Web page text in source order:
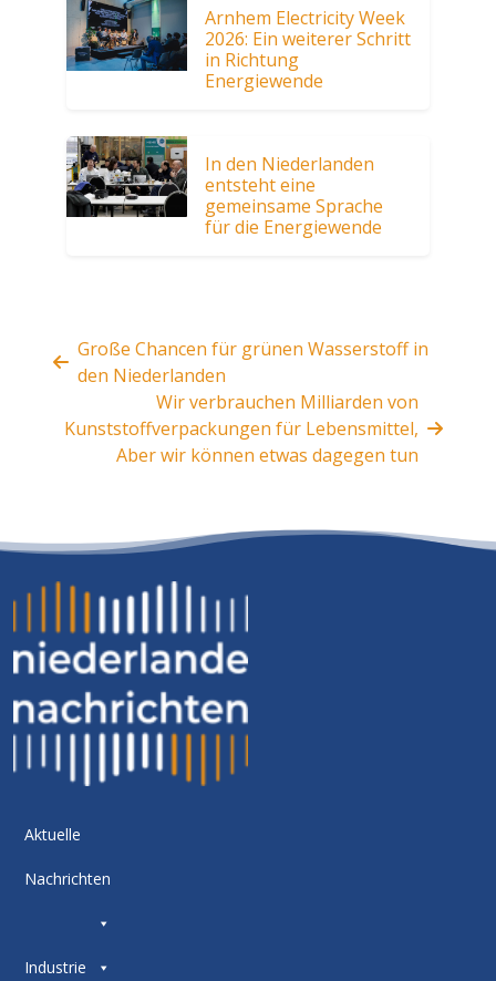
Arnhem Electricity Week
2026: Ein weiterer Schritt
in Richtung
Energiewende
In den Niederlanden
entsteht eine
gemeinsame Sprache
für die Energiewende
Große Chancen für grünen Wasserstoff in
den Niederlanden
Wir verbrauchen Milliarden von
Kunststoffverpackungen für Lebensmittel,
Aber wir können etwas dagegen tun
Aktuelle
Nachrichten
Industrie